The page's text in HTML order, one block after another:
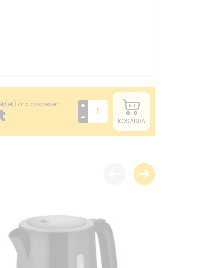
ára összesen
+
-
KOSÁRBA